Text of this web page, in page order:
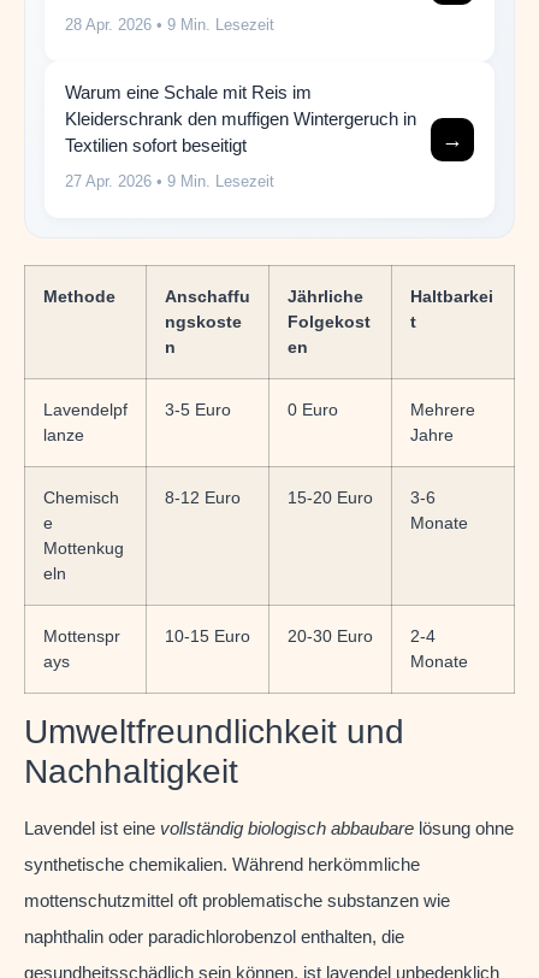
28 Apr. 2026 • 9 Min. Lesezeit
Warum eine Schale mit Reis im
Kleiderschrank den muffigen Wintergeruch in
Textilien sofort beseitigt
27 Apr. 2026 • 9 Min. Lesezeit
→
Methode
Anschaffu
ngskoste
n
Jährliche
Folgekost
en
Haltbarkei
t
Lavendelpf
lanze
3-5 Euro 0 Euro
Mehrere
Jahre
Chemisch
e
Mottenkug
eln
8-12 Euro 15-20 Euro
3-6
Monate
Mottenspr
ays
10-15 Euro 20-30 Euro
2-4
Monate
Umweltfreundlichkeit und
Nachhaltigkeit
Lavendel ist eine vollständig biologisch abbaubare lösung ohne
synthetische chemikalien. Während herkömmliche
mottenschutzmittel oft problematische substanzen wie
naphthalin oder paradichlorobenzol enthalten, die
gesundheitsschädlich sein können, ist lavendel unbedenklich